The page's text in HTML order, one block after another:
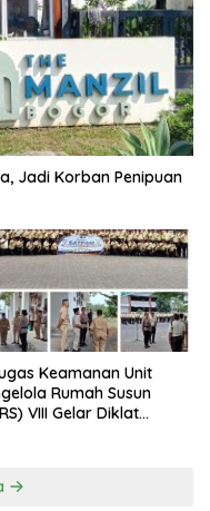
Jadi Korban Penipuan
Keamanan Unit
Rumah Susun
VIII Gelar Diklat
Polda